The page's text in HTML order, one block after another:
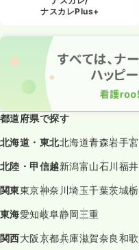
ナスカレPlus+
都道府県で探す
北海道・東北北海道青森岩手
北陸・甲信越新潟富山石川福井
関東東京神奈川埼玉千葉茨城
東海愛知岐阜静岡三重
関西大阪京都兵庫滋賀奈良和